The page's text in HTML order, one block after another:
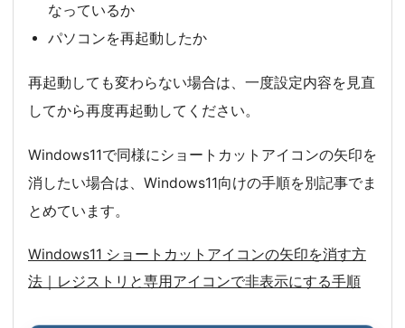
なっているか
パソコンを再起動したか
再起動しても変わらない場合は、一度設定内容を見直
してから再度再起動してください。
Windows11で同様にショートカットアイコンの矢印を
消したい場合は、Windows11向けの手順を別記事でま
とめています。
Windows11 ショートカットアイコンの矢印を消す方
法｜レジストリと専用アイコンで非表示にする手順